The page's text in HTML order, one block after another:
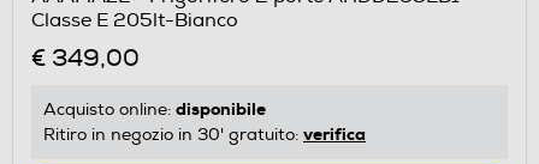
il
Calcolatore
di
energetico
Classe E 205lt-Bianco
€ 349,00
Acquisto online: disponibile
Ritiro in negozio in 30' gratuito: verifica